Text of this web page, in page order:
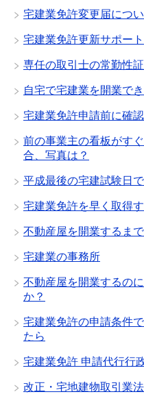
宅建業免許変更届につ
宅建業免許更新サポート
専任の取引士の常勤性
自宅で宅建業を開業で
宅建業免許申請前に確
前の事業主の看板がす
合、写真は？
平成最後の宅建試験日
宅建業免許を早く取得
不動産屋を開業するま
宅建業の事務所
不動産屋を開業するの
か？
宅建業免許の申請条件
たら
宅建業免許 申請代行行
改正・宅地建物取引業